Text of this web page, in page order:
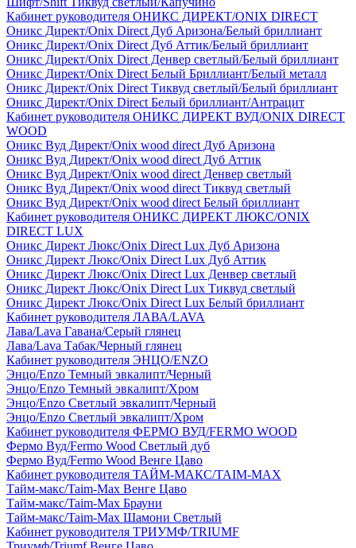
Кабинет руководителя ОНИКС ДИРЕКТ/ONIX DIRECT
Оникс Директ/Onix Direct Дуб Аризона/Белый бриллиант
Оникс Директ/Onix Direct Дуб Аттик/Белый бриллиант
Оникс Директ/Onix Direct Денвер светлый/Белый бриллиант
Оникс Директ/Onix Direct Белый Бриллиант/Белый металл
Оникс Директ/Onix Direct Тиквуд светлый/Белый бриллиант
Оникс Директ/Onix Direct Белый бриллиант/Антрацит
Кабинет руководителя ОНИКС ДИРЕКТ ВУД/ONIX DIRECT
WOOD
Оникс Вуд Директ/Onix wood direct Дуб Аризона
Оникс Вуд Директ/Onix wood direct Дуб Аттик
Оникс Вуд Директ/Onix wood direct Денвер светлый
Оникс Вуд Директ/Onix wood direct Тиквуд светлый
Оникс Вуд Директ/Onix wood direct Белый бриллиант
Кабинет руководителя ОНИКС ДИРЕКТ ЛЮКС/ONIX
DIRECT LUX
Оникс Директ Люкс/Onix Direct Lux Дуб Аризона
Оникс Директ Люкс/Onix Direct Lux Дуб Аттик
Оникс Директ Люкс/Onix Direct Lux Денвер светлый
Оникс Директ Люкс/Onix Direct Lux Тиквуд светлый
Оникс Директ Люкс/Onix Direct Lux Белый бриллиант
Кабинет руководителя ЛАВА/LAVA
Лава/Lava Гавана/Серый глянец
Лава/Lava Табак/Черный глянец
Кабинет руководителя ЭНЦО/ENZO
Энцо/Enzo Темный эвкалипт/Черный
Энцо/Enzo Темный эвкалипт/Хром
Энцо/Enzo Светлый эвкалипт/Черный
Энцо/Enzo Светлый эвкалипт/Хром
Кабинет руководителя ФЕРМО ВУД/FERMO WOOD
Фермо Вуд/Fermo Wood Светлый дуб
Фермо Вуд/Fermo Wood Венге Цаво
Кабинет руководителя ТАЙМ-МАКС/TAIM-MAX
Тайм-макс/Taim-Max Венге Цаво
Тайм-макс/Taim-Max Брауни
Тайм-макс/Taim-Max Шамони Светлый
Кабинет руководителя ТРИУМФ/TRIUMF